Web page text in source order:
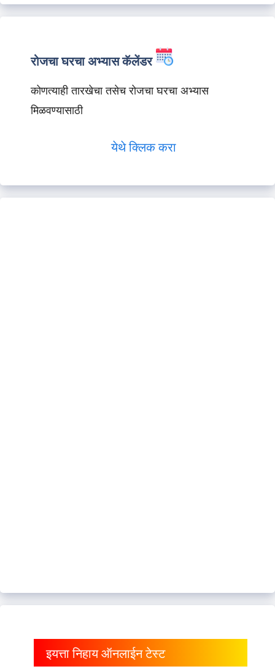
रोजचा घरचा अभ्यास कॅलेंडर
कोणत्याही तारखेचा तसेच रोजचा घरचा अभ्यास
मिळवण्यासाठी
येथे क्लिक करा
इयत्ता निहाय ऑनलाईन टेस्ट